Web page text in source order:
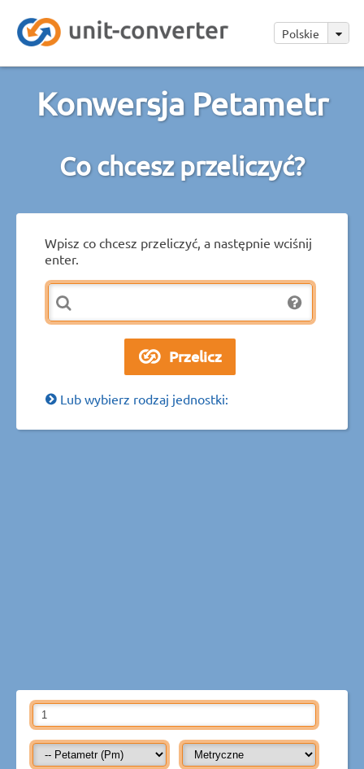
Polskie
Konwersja Petametr
Co chcesz przeliczyć?
Wpisz co chcesz przeliczyć, a następnie wciśnij
enter.
Lub wybierz rodzaj jednostki: